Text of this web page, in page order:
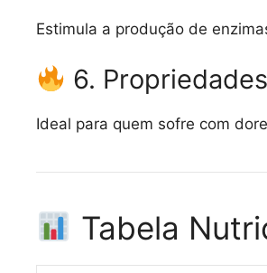
Estimula a produção de
6.
Ideal para quem sofre com
Tabela